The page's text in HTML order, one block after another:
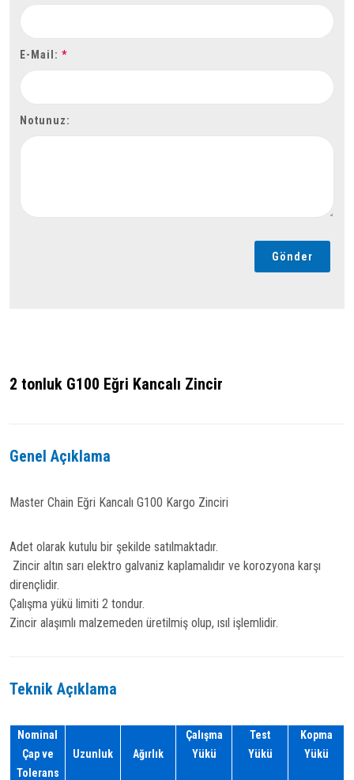
E-Mail: *
Notunuz:
Gönder
2 tonluk G100 Eğri Kancalı Zincir
Genel Açıklama
Master Chain Eğri Kancalı G100 Kargo Zinciri
Adet olarak kutulu bir şekilde satılmaktadır.
Zincir altın sarı elektro galvaniz kaplamalıdır ve korozyona karşı
dirençlidir.
Çalışma yükü limiti 2 tondur.
Zincir alaşımlı malzemeden üretilmiş olup, ısıl işlemlidir.
Teknik Açıklama
Nominal
Çap ve
Tolerans
Uzunluk Ağırlık
Çalışma
Yükü
Test
Yükü
Kopma
Yükü